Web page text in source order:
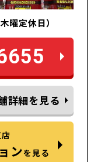
曜定休日）
詳細を見る
ンを見る